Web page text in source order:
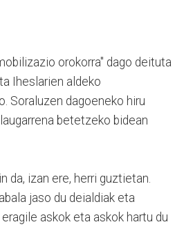
orokorra" dago deituta
Iheslarien aldeko
Soraluzen dagoeneko hiru
betetzeko bidean
da, izan ere, herri guztietan.
jaso du deialdiak eta
askok eta askok hartu du